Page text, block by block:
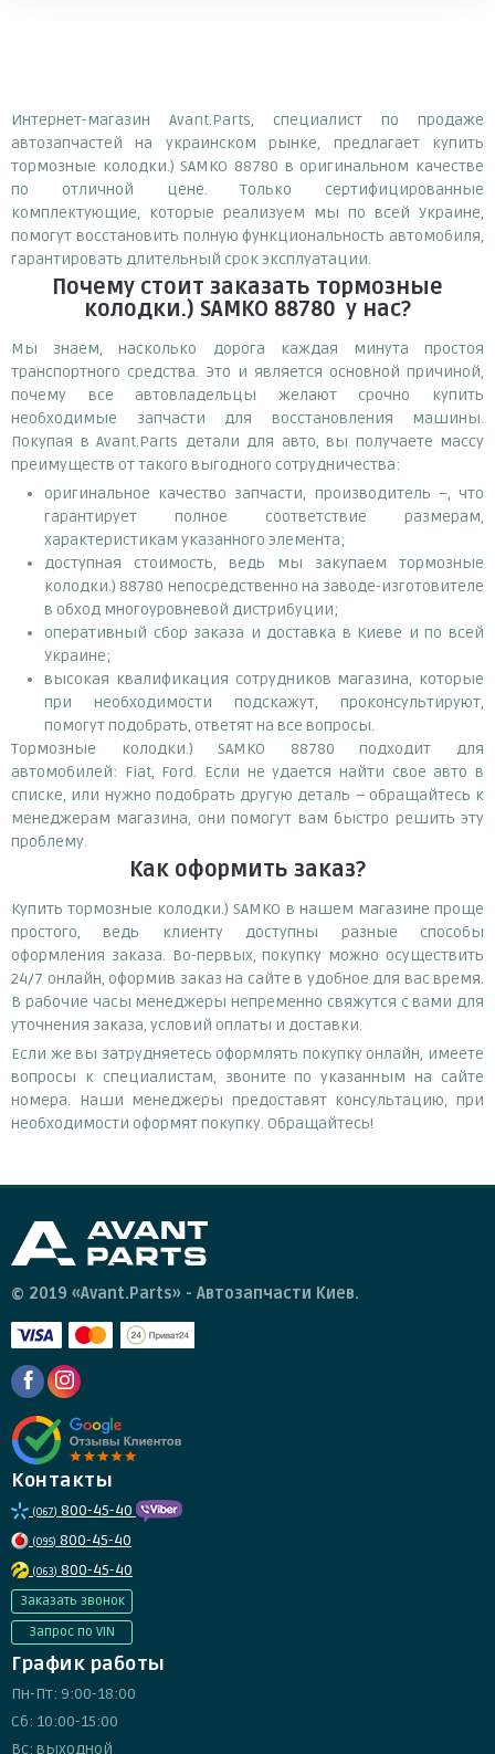
Интернет-магазин Avant.Parts, специалист по продаже
автозапчастей на украинском рынке, предлагает купить
тормозные колодки.) SAMKO 88780 в оригинальном качестве
по отличной цене. Только сертифицированные
комплектующие, которые реализуем мы по всей Украине,
помогут восстановить полную функциональность автомобиля,
гарантировать длительный срок эксплуатации.
Почему стоит заказать тормозные
колодки.) SAMKO 88780 у нас?
Мы знаем, насколько дорога каждая минута простоя
транспортного средства. Это и является основной причиной,
почему все автовладельцы желают срочно купить
необходимые запчасти для восстановления машины.
Покупая в Avant.Parts детали для авто, вы получаете массу
преимуществ от такого выгодного сотрудничества:
оригинальное качество запчасти, производитель –, что
гарантирует полное соответствие размерам,
характеристикам указанного элемента;
доступная стоимость, ведь мы закупаем тормозные
колодки.) 88780 непосредственно на заводе-изготовителе
в обход многоуровневой дистрибуции;
оперативный сбор заказа и доставка в Киеве и по всей
Украине;
высокая квалификация сотрудников магазина, которые
при необходимости подскажут, проконсультируют,
помогут подобрать, ответят на все вопросы.
Тормозные колодки.) SAMKO 88780 подходит для
автомобилей: Fiat, Ford. Если не удается найти свое авто в
списке, или нужно подобрать другую деталь – обращайтесь к
менеджерам магазина, они помогут вам быстро решить эту
проблему.
Как оформить заказ?
Купить тормозные колодки.) SAMKO в нашем магазине проще
простого, ведь клиенту доступны разные способы
оформления заказа. Во-первых, покупку можно осуществить
24/7 онлайн, оформив заказ на сайте в удобное для вас время.
В рабочие часы менеджеры непременно свяжутся с вами для
уточнения заказа, условий оплаты и доставки.
Если же вы затрудняетесь оформлять покупку онлайн, имеете
вопросы к специалистам, звоните по указанным на сайте
номера. Наши менеджеры предоставят консультацию, при
необходимости оформят покупку. Обращайтесь!
© 2019 «Avant.Parts» - Автозапчасти Киев.
Контакты
(067) 800-45-40
(095) 800-45-40
(063) 800-45-40
Заказать звонок
Запрос по VIN
График работы
Пн-Пт: 9:00-18:00
Сб: 10:00-15:00
Вс: выходной